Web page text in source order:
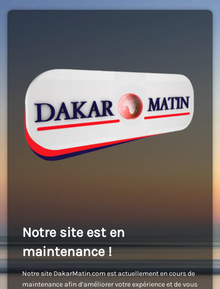
Notre site est en
maintenance !
Notre site DakarMatin.com est actuellement en cours de
maintenance afin d’améliorer votre expérience et de vous